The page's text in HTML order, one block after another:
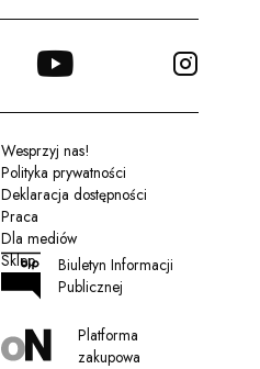
YOUTUBE
Wesprzyj nas!
Polityka prywatności
Deklaracja dostępności
Praca
Dla mediów
Sklep
Biuletyn Informacji
Publicznej
Platforma
zakupowa